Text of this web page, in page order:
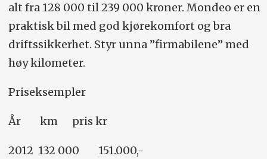
alt fra 128 000 til 239 000 kroner. Mondeo er en
praktisk bil med god kjørekomfort og bra
driftssikkerhet. Styr unna ”firmabilene” med
høy kilometer.
Priseksempler
År km pris kr
2012 132 000 151.000,-